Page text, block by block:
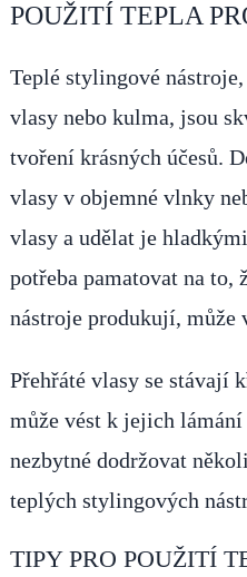
POUŽITÍ TEPLA
Teplé stylingové
vlasy nebo kulma, jsou
tvoření krásných účesů.
vlasy v objemné vlnky
vlasy a udělat je
potřeba pamatovat na to,
nástroje produkují, může
Přehřáté vlasy se stávají
může vést k jejich
nezbytné dodržovat
teplých stylingových
TIPY PRO POUŽITÍ